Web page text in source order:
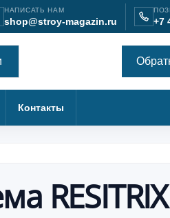
НАПИСАТЬ НАМ
shop@stroy-magazin.ru +7
Контакты
RESITRIX